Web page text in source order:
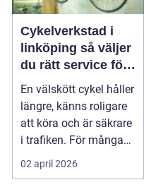
Cykelverkstad i
linköping så väljer
du rätt service för
din cykel
En välskött cykel håller
längre, känns roligare
att köra och är säkrare
i trafiken. För många
som cy...
02 april 2026